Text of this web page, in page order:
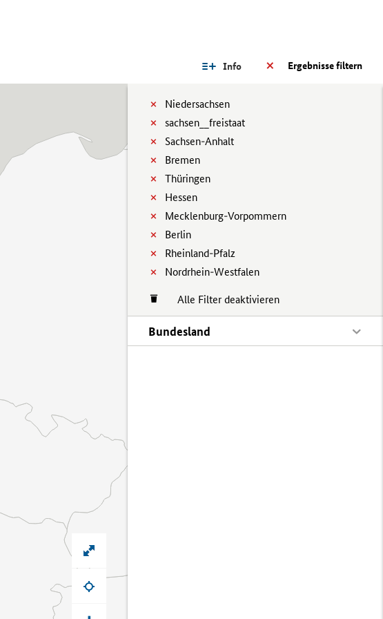
Ergebnisse filtern
Info
Niedersachsen
sachsen__freistaat
Sachsen-Anhalt
Bremen
Thüringen
Hessen
Mecklenburg-Vorpommern
Berlin
Rheinland-Pfalz
Nordrhein-Westfalen
Alle Filter deaktivieren
Bundesland